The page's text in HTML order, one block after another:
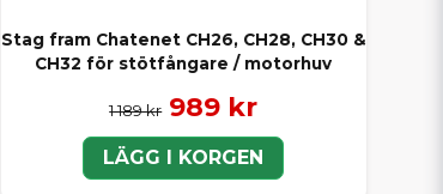
Stag fram Chatenet CH26, CH28, CH30 &
CH32 för stötfångare / motorhuv
1 189 kr 989 kr
LÄGG I KORGEN